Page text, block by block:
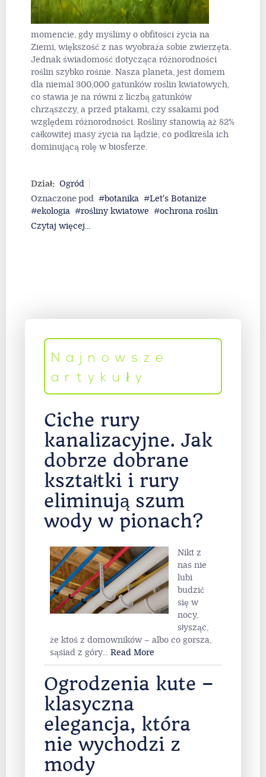
momencie, gdy myślimy o obfitości życia na
Ziemi, większość z nas wyobraża sobie zwierzęta.
Jednak świadomość dotycząca różnorodności
roślin szybko rośnie. Nasza planeta, jest domem
dla niemal 300,000 gatunków roślin kwiatowych,
co stawia je na równi z liczbą gatunków
chrząszczy, a przed ptakami, czy ssakami pod
względem różnorodności. Rośliny stanowią aż 82%
całkowitej masy życia na lądzie, co podkreśla ich
dominującą rolę w biosferze.
Dział: Ogród
Oznaczone pod
botanika
Let's Botanize
ekologia
rośliny kwiatowe
ochrona roślin
Czytaj więcej...
Najnowsze
artykuły
Ciche rury
kanalizacyjne. Jak
dobrze dobrane
kształtki i rury
eliminują szum
wody w pionach?
Nikt z
nas nie
lubi
budzić
się w
nocy,
słysząc,
że ktoś z domowników – albo co gorsza,
sąsiad z góry… Read More
Ogrodzenia kute –
klasyczna
elegancja, która
nie wychodzi z
mody